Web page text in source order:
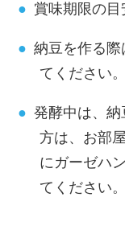
賞味期限の目
納豆を作る
てください。
発酵中は、
方は、お部
にガーゼハ
てください。